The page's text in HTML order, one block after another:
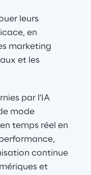
leurs
en
marketing
et les
par l'IA
mode
temps réel en
continue
et